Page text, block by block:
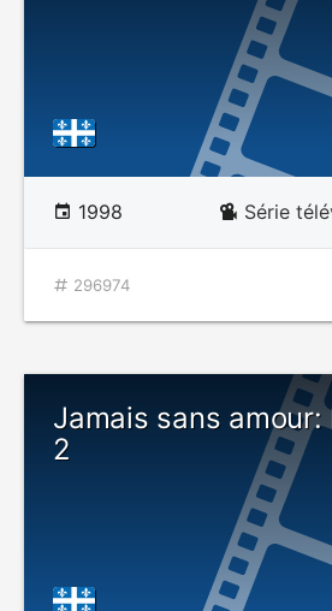
1998 Série
296974
Jamais sans amour:
2